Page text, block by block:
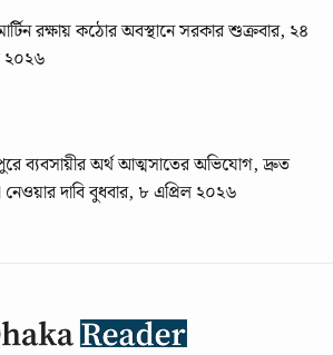
রক্ষায় কঠোর অবস্থানে সরকারশুক্রবার, ২৪
২০২৬
ব্যবসায়ীর অর্থ আত্মসাতের অভিযোগ, দ্রুত
নেওয়ার দাবিবুধবার, ৮ এপ্রিল ২০২৬